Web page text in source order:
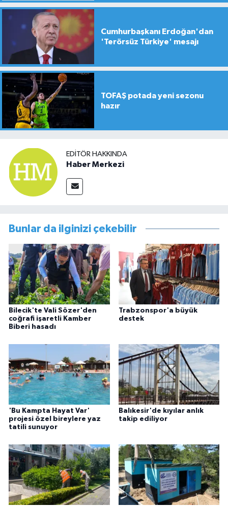
Cumhurbaşkanı Erdoğan'dan
'Terörsüz Türkiye' mesajı
TOFAŞ potada yeni sezonu
hazır
EDITÖR HAKKINDA
Haber Merkezi
Bunlar da ilginizi çekebilir
Bilecik'te Vali Sözer'den
coğrafi işaretli Kamber
Biberi hasadı
Trabzonspor'a büyük
destek
'Bu Kampta Hayat Var'
projesi özel bireylere yaz
tatili sunuyor
Balıkesir'de kıyılar anlık
takip ediliyor